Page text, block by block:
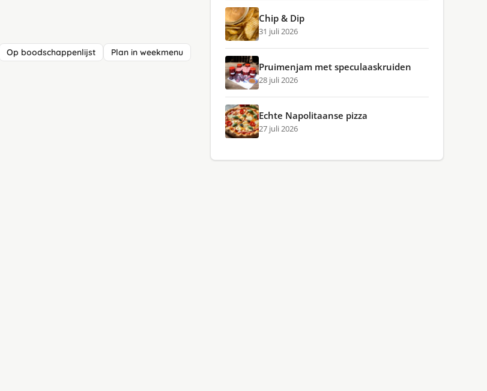
Op boodschappenlijst Plan in weekmenu
Chip & Dip
31 juli 2026
Pruimenjam met speculaaskruiden
28 juli 2026
Echte Napolitaanse pizza
27 juli 2026